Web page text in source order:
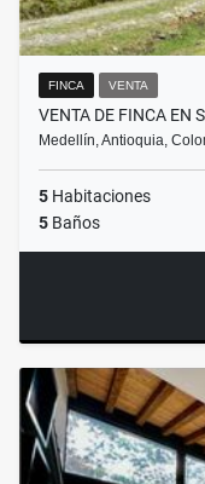
FINCA VENTA
VENTA DE FINCA EN
Medellín, Antioquia,
5 Habitaciones
5 Baños